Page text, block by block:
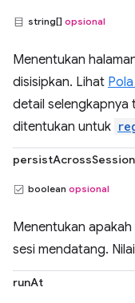
string[] opsional
Menentukan
disisipkan. Lihat
detail selengkapnya
ditentukan untuk
boolean opsional
Menentukan
sesi mendatang.
runAt